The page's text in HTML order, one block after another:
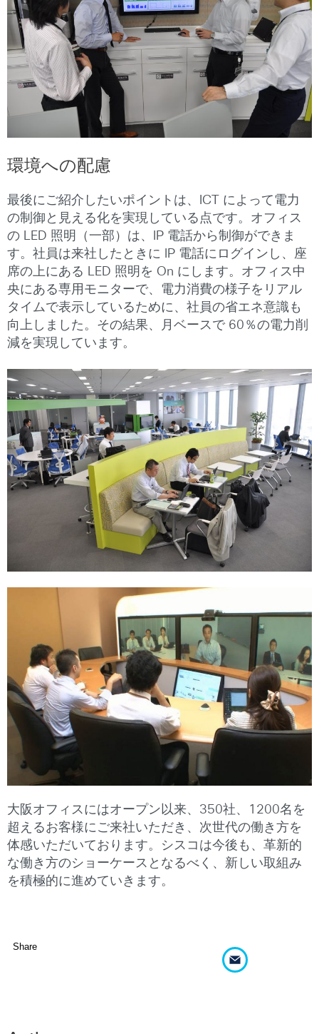
環境への配慮
最後にご紹介したいポイントは、ICT によって電力
の制御と見える化を実現している点です。オフィス
の LED 照明（一部）は、IP 電話から制御ができま
す。社員は来社したときに IP 電話にログインし、座
席の上にある LED 照明を On にします。オフィス中
央にある専用モニターで、電力消費の様子をリアル
タイムで表示しているために、社員の省エネ意識も
向上しました。その結果、月ベースで 60％の電力削
減を実現しています。
大阪オフィスにはオープン以来、350社、1200名を
超えるお客様にご来社いただき、次世代の働き方を
体感いただいております。シスコは今後も、革新的
な働き方のショーケースとなるべく、新しい取組み
を積極的に進めていきます。
Share